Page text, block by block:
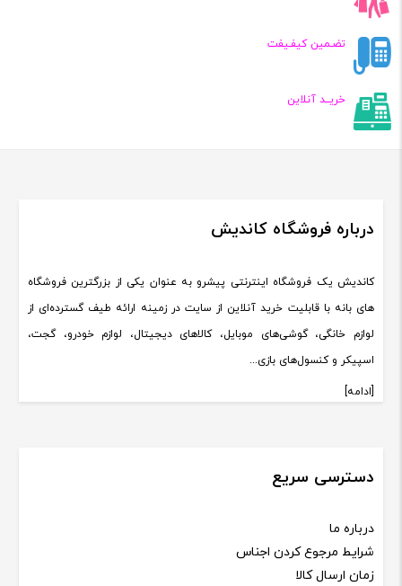
تضـمین کیفـیفت
خریــد آنلاین
درباره فروشگاه کاندیش
کاندیش یک فروشگاه اینترنتی پیشرو به عنوان یکی از بزرگترین فروشگاه
های بانه با قابلیت خرید آنلاین از سایت در زمینه ارائه طیف گسترده‌ای از
لوازم خانگی، گوشی‌های موبایل، کالاهای دیجیتال، لوازم خودرو، گجت،
اسپیکر و کنسول‌های بازی...
[ادامه]
دسترسی سریع
درباره ما
شرایط مرجوع کردن اجناس
زمان ارسال کالا